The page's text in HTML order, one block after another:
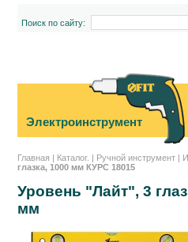
Поиск по сайту:
Электроинструмент
Главная | Каталог. | Ручной инструмент |
глазка, 1000 мм КУРС 18015
Уровень "Лайт", 3
мм